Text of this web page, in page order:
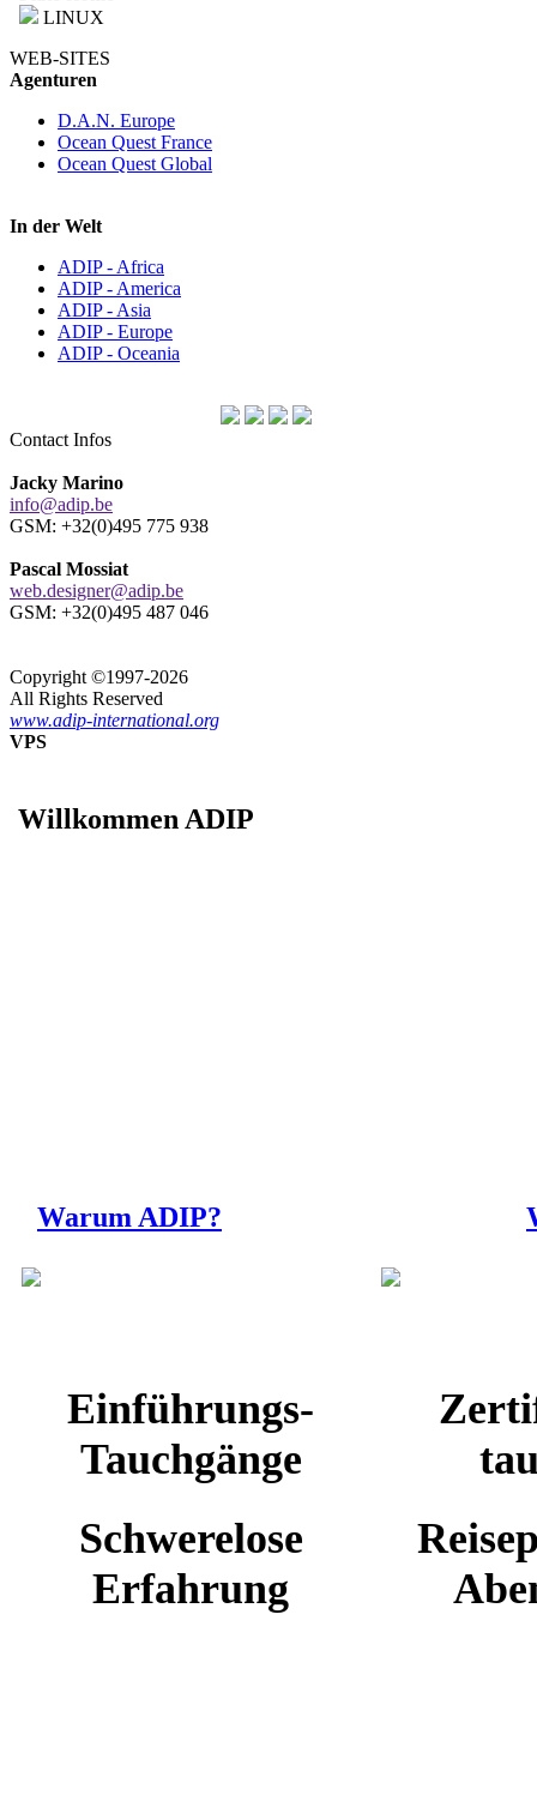
LINUX
WEB-SITES
Agenturen
D.A.N. Europe
Ocean Quest France
Ocean Quest Global
In der Welt
ADIP - Africa
ADIP - America
ADIP - Asia
ADIP - Europe
ADIP - Oceania
Contact Infos
Jacky Marino
info@adip.be
GSM: +32(0)495 775 938
Pascal Mossiat
web.designer@adip.be
GSM: +32(0)495 487 046
Copyright ©1997-2026
All Rights Reserved
www.adip-international.org
VPS
Willkommen ADIP
Warum ADIP?
Einführungs-
Tauchgänge
Schwerelose
Erfahrung